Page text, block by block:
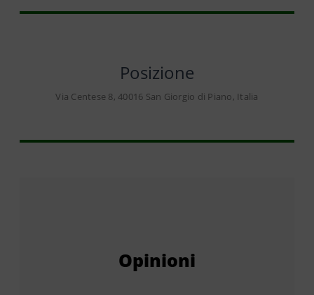
Posizione
Via Centese 8, 40016 San Giorgio di Piano, Italia
Opinioni